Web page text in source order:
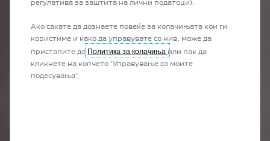
Бидејќи Вашето возило старее, секогаш барате најдобра
рамнотежа помеѓу цената и перформансите кога станува
збор за одржување. Нашите експерти на PEUGEOT го
регулатива за заштита на лични податоци).
Ако сакате да дознаете повеќе за колачињата кои ги
користиме и како да управувате со нив, може да
пристапите до Политика за колачиња или пак да
кликнете на копчето ‘Управување со моите
подесувања’.